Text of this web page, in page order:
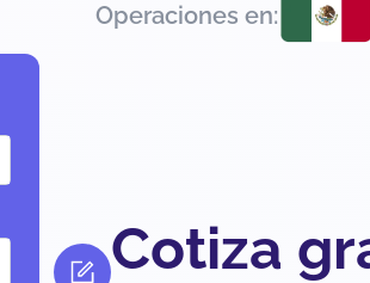
Operaciones en:
Cotiza